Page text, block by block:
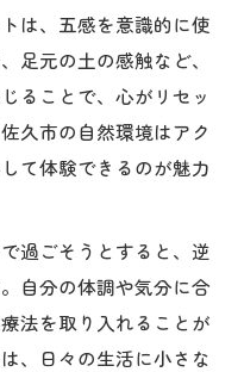
は、五感を意識的に使
足元の土の感触など、
ることで、心がリセッ
久市の自然環境はアク
て体験できるのが魅力
過ごそうとすると、逆
自分の体調や気分に合
法を取り入れることが
、日々の生活に小さな